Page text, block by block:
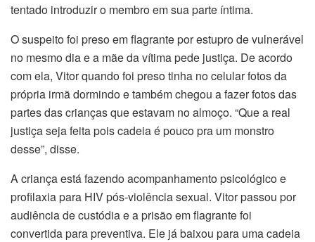
tentado introduzir o membro em sua parte íntima.
O suspeito foi preso em flagrante por estupro de vulnerável
no mesmo dia e a mãe da vítima pede justiça. De acordo
com ela, Vitor quando foi preso tinha no celular fotos da
própria irmã dormindo e também chegou a fazer fotos das
partes das crianças que estavam no almoço. “Que a real
justiça seja feita pois cadeia é pouco pra um monstro
desse”, disse.
A criança está fazendo acompanhamento psicológico e
profilaxia para HIV pós-violência sexual. Vitor passou por
audiência de custódia e a prisão em flagrante foi
convertida para preventiva. Ele já baixou para uma cadeia